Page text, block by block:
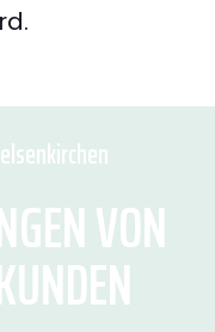
VON